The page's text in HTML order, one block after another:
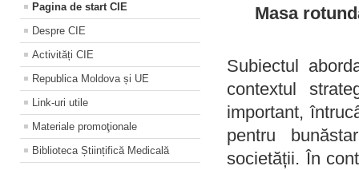
Pagina de start CIE
Despre CIE
Activități CIE
Republica Moldova și UE
Link-uri utile
Materiale promoţionale
Biblioteca Științifică Medicală
Masa
Subiectul
contextul
important,
pentru
societății. În